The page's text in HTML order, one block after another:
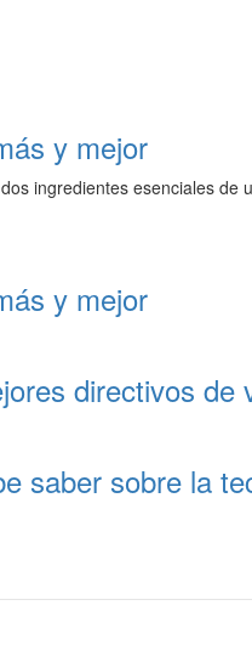
y mejor
ingredientes esenciales
y mejor
directivos de
saber sobre la